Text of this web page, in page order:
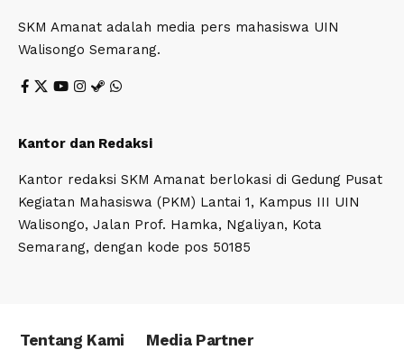
SKM Amanat adalah media pers mahasiswa UIN
Walisongo Semarang.
Kantor dan Redaksi
Kantor redaksi SKM Amanat berlokasi di Gedung Pusat
Kegiatan Mahasiswa (PKM) Lantai 1, Kampus III UIN
Walisongo, Jalan Prof. Hamka, Ngaliyan, Kota
Semarang, dengan kode pos 50185
Tentang Kami Media Partner